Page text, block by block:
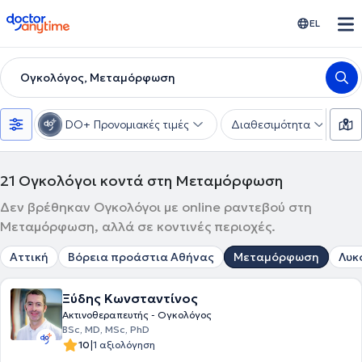
doctoranytime EL
Ογκολόγος, Μεταμόρφωση
DO+ Προνομιακές τιμές Διαθεσιμότητα
21 Ογκολόγοι κοντά στη Μεταμόρφωση
Δεν βρέθηκαν Ογκολόγοι με online ραντεβού στη
Μεταμόρφωση, αλλά σε κοντινές περιοχές.
Αττική Βόρεια προάστια Αθήνας Μεταμόρφωση
Ξύδης Κωνσταντίνος
Ακτινοθεραπευτής - Ογκολόγος
BSc, MD, MSc, PhD
10|1 αξιολόγηση